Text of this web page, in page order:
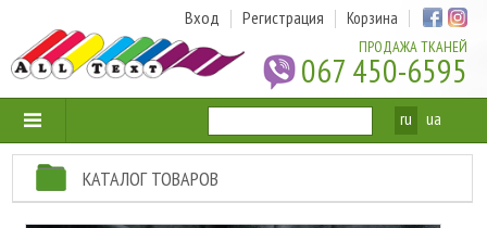
ПРОДАЖА ТКАНЕЙ
067 450-6595
Вход Регистрация Корзина
ru ua
КАТАЛОГ ТОВАРОВ